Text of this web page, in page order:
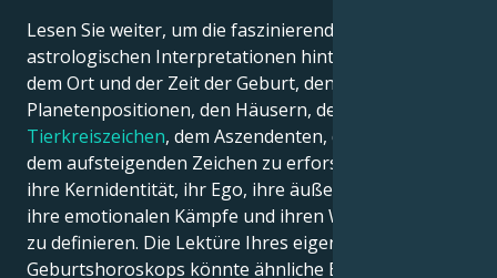
Lesen Sie weiter, um die faszinierenden
astrologischen Interpretationen hinter dem Datum,
dem Ort und der Zeit der Geburt, den
Planetenpositionen, den Häusern, dem
Tierkreiszeichen, dem Aszendenten, dem Mond und
dem aufsteigenden Zeichen zu erforschen – und so
ihre Kernidentität, ihr Ego, ihre äußere Erscheinung,
ihre emotionalen Kämpfe und ihren Weg zum Erfolg
zu definieren. Die Lektüre Ihres eigenen
Geburtshoroskops könnte ähnliche Erkenntnisse